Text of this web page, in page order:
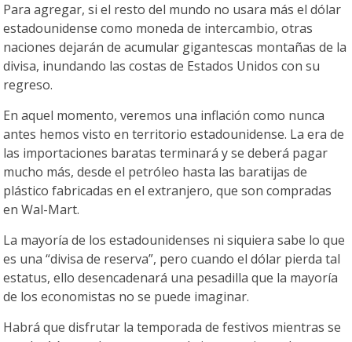
Para agregar, si el resto del mundo no usara más el dólar
estadounidense como moneda de intercambio, otras
naciones dejarán de acumular gigantescas montañas de la
divisa, inundando las costas de Estados Unidos con su
regreso.
En aquel momento, veremos una inflación como nunca
antes hemos visto en territorio estadounidense. La era de
las importaciones baratas terminará y se deberá pagar
mucho más, desde el petróleo hasta las baratijas de
plástico fabricadas en el extranjero, que son compradas
en Wal-Mart.
La mayoría de los estadounidenses ni siquiera sabe lo que
es una “divisa de reserva”, pero cuando el dólar pierda tal
estatus, ello desencadenará una pesadilla que la mayoría
de los economistas no se puede imaginar.
Habrá que disfrutar la temporada de festivos mientras se